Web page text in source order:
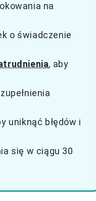
na
o świadczenie
, aby
uniknąć błędów i
się w ciągu 30